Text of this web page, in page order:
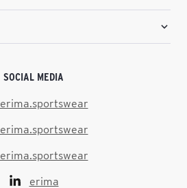
SOCIAL MEDIA
erima.sportswear
erima.sportswear
erima.sportswear
erima